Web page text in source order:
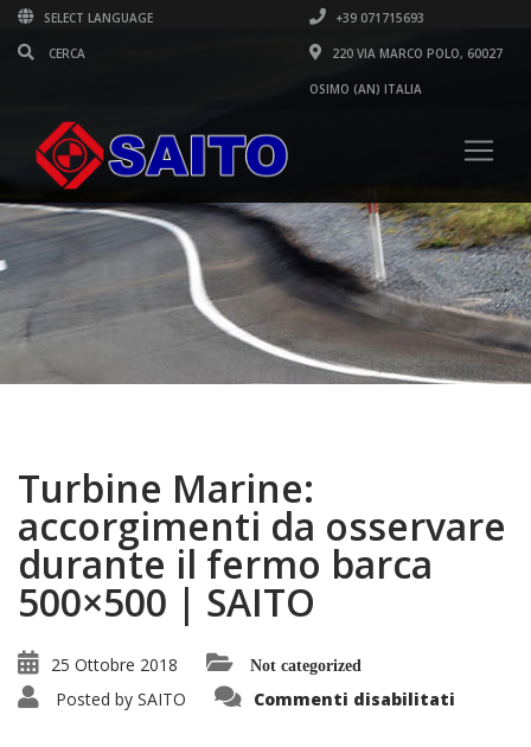
SELECT LANGUAGE +39 071715693
220 VIA MARCO POLO, 60027
OSIMO (AN) ITALIA
Turbine Marine:
accorgimenti da osservare
durante il fermo barca
500×500 | SAITO
25 Ottobre 2018 Not categorized
Posted by SAITO Commenti disabilitati